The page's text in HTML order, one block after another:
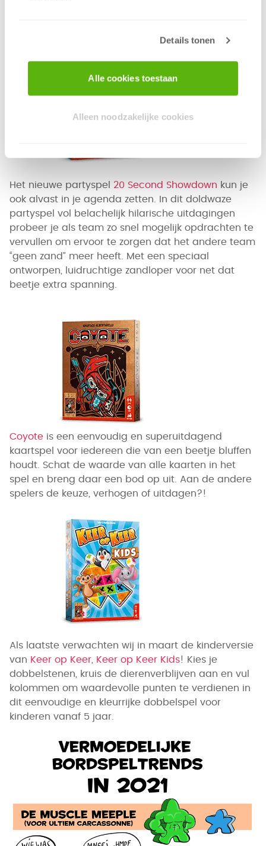
Details tonen
Alle cookies toestaan
Alleen noodzakelijke cookies
Het nieuwe partyspel 20 Second Showdown kun je
ook alvast in je agenda zetten. In dit doldwaze
partyspel vol belachelijk hilarische uitdagingen
probeer je als team zo snel mogelijk opdrachten te
vervullen om ervoor te zorgen dat het andere team
“geen zand” meer heeft. Met een speciaal
ontworpen, luidruchtige zandloper voor net dat
beetje extra spanning.
Coyote is een eenvoudig en superuitdagend
kaartspel voor iedereen die van een beetje bluffen
houdt. Schat de waarde van alle kaarten in het
spel en breng daar een bod op uit. Aan de andere
spelers de keuze, verhogen of uitdagen?!
Als laatste verwachten wij in maart de kinderversie
van Keer op Keer Keer op Keer Kids! Kies je
dobbelstenen, kruis de dierenverblijven aan en vul
kolommen om waardevolle punten te verdienen in
dit eenvoudige en kleurrijke dobbelspel voor
kinderen vanaf 5 jaar.